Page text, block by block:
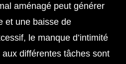
aménagé peut générer
et une baisse de
le manque d’intimité
aux différentes tâches sont